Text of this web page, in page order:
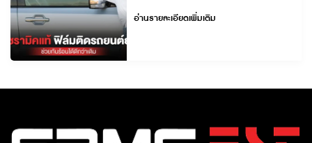
อ่านรายละเอียดเพิ่มเติม